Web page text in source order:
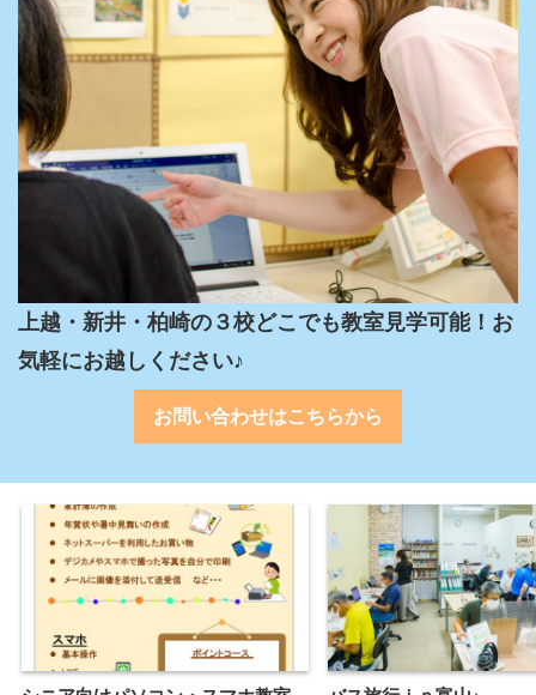
上越・新井・柏崎の３校どこでも教室見学可能！お
気軽にお越しください♪
お問い合わせはこちらから